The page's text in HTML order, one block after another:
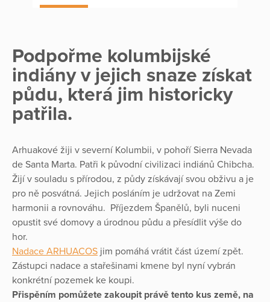
Podpořme kolumbijské
indiány v jejich snaze získat
půdu, která jim historicky
patřila.
Arhuakové žiji v severní Kolumbii, v pohoří Sierra Nevada
de Santa Marta. Patři k původní civilizaci indiánů Chibcha.
Žijí v souladu s přírodou, z půdy získávají svou obživu a je
pro ně posvátná. Jejich posláním je udržovat na Zemi
harmonii a rovnováhu. Příjezdem Španělů, byli nuceni
opustit své domovy a úrodnou půdu a přesídlit výše do
hor.
Nadace ARHUACOS jim pomáhá vrátit část území zpět.
Zástupci nadace a stařešinami kmene byl nyní vybrán
konkrétní pozemek ke koupi.
Přispěním pomůžete zakoupit právě tento kus země, na